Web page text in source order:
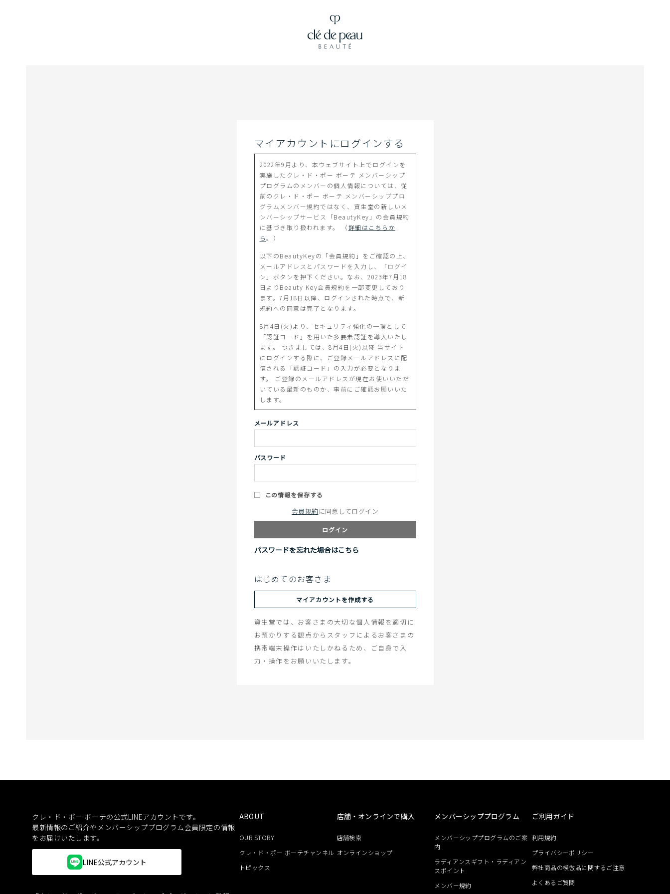
マイアカウントにログインする
2022年9月より、本ウェブサイト上でログインを
実施したクレ・ド・ポー ボーテ メンバーシップ
プログラムのメンバーの個人情報については、従
前のクレ・ド・ポー ボーテ メンバーシッププロ
グラムメンバー規約ではなく、資生堂の新しいメ
ンバーシップサービス「BeautyKey」の会員規約
に基づき取り扱われます。 （詳細はこちらか
ら。）
以下のBeautyKeyの「会員規約」をご確認の上、
メールアドレスとパスワードを入力し、「ログイ
ン」ボタンを押下ください。なお、2023年7月18
日よりBeauty Key会員規約を一部変更しており
ます。7月18日以降、ログインされた時点で、新
規約への同意は完了となります。
8月4日(火)より、セキュリティ強化の一環として
「認証コード」を用いた多要素認証を導入いたし
ます。 つきましては、8月4日(火)以降 当サイト
にログインする際に、ご登録メールアドレスに配
信される「認証コード」の入力が必要となりま
す。 ご登録のメールアドレスが現在お使いいただ
いている最新のものか、事前にご確認お願いいた
します。
メールアドレス
パスワード
この情報を保存する
会員規約に同意してログイン
ログイン
パスワードを忘れた場合はこちら
はじめてのお客さま
マイアカウントを作成する
資生堂では、お客さまの大切な個人情報を適切に
お預かりする観点からスタッフによるお客さまの
携帯端末操作はいたしかねるため、ご自身で入
力・操作をお願いいたします。
クレ・ド・ポー ボーテの公式LINEアカウントです。
最新情報のご紹介やメンバーシッププログラム会員限定の情報
をお届けいたします。
LINE公式アカウント
ABOUT
OUR STORY
クレ・ド・ポー ボーテチャンネル
トピックス
店舗・オンラインで購入
店舗検索
オンラインショップ
メンバーシッププログラム
メンバーシッププログラムのご案
内
ラディアンスギフト・ラディアン
スポイント
メンバー規約
ご利用ガイド
利用規約
プライバシーポリシー
弊社商品の模倣品に関するご注意
よくあるご質問